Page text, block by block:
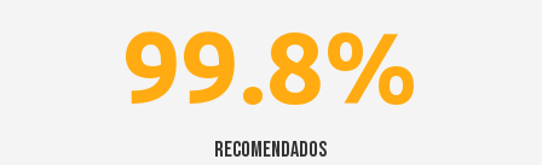
99.8%
Recomendados